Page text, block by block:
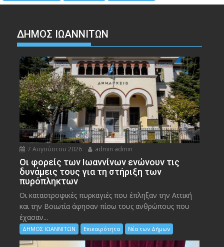
ΔΗΜΟΣ ΙΩΑΝΝΙΤΩΝ
7 Αυγούστου 2026 admin admin
Οι φορείς των Ιωαννίνων ενώνουν τις
δυνάμεις τους για τη στήριξη των
πυρόπληκτων
Οι καταστροφικές πυρκαγιές που έπληξαν την Αττική
και την Bοιωτία άφησαν πίσω τους ανθρώπους που
έχασαν...
ΔΗΜΟΣ ΙΩΑΝΝΙΤΩΝ Επικαιρότητα Νέα των Δήμων